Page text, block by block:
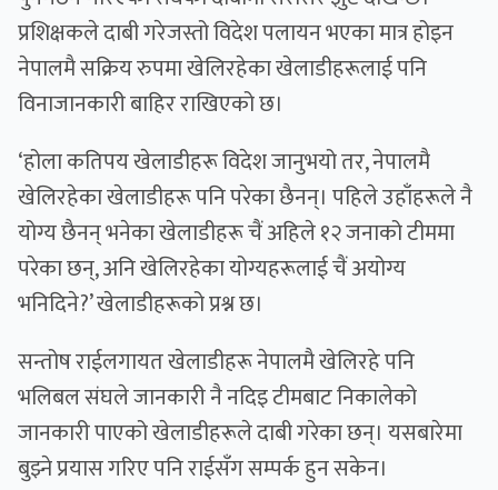
प्रशिक्षकले दाबी गरेजस्तो विदेश पलायन भएका मात्र होइन
नेपालमै सक्रिय रुपमा खेलिरहेका खेलाडीहरूलाई पनि
विनाजानकारी बाहिर राखिएको छ।
‘होला कतिपय खेलाडीहरू विदेश जानुभयो तर, नेपालमै
खेलिरहेका खेलाडीहरू पनि परेका छैनन्। पहिले उहाँहरूले नै
योग्य छैनन् भनेका खेलाडीहरू चैं अहिले १२ जनाको टीममा
परेका छन्, अनि खेलिरहेका योग्यहरूलाई चैं अयोग्य
भनिदिने?’ खेलाडीहरूको प्रश्न छ।
सन्तोष राईलगायत खेलाडीहरू नेपालमै खेलिरहे पनि
भलिबल संघले जानकारी नै नदिइ टीमबाट निकालेको
जानकारी पाएको खेलाडीहरूले दाबी गरेका छन्। यसबारेमा
बुझ्ने प्रयास गरिए पनि राईसँग सम्पर्क हुन सकेन।